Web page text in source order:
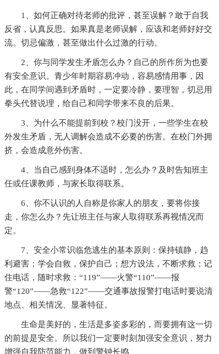
1、如何正确对待老师的批评，甚至误解？敢于自我
反省，认真反思。如果真是老师误解，应该和老师好好交
流。切忌偏激，甚至做出什么过激的行动。
2、你与同学发生矛盾怎么办？自己的所作所为也要
有安全意识。青少年时期容易冲动，容易感情用事，因
此，在同学间遇到矛盾时，一定要冷静，要理智，切忌用
拳头代替说理，给自己和同学带来不良的后果。
3、为什么不能提前到校？校门没开，一些学生在校
外发生矛盾，无人调解会造成不必要的伤害。在校门外拥
挤，会造成意外伤害。
4、当自己感到身体不适时，怎么办？及时告知班主
任或任课教师，与家长取得联系。
6、你不认识的人自称是你家人的朋友，要将你接
走，你怎么办？先让班主任与家人取得联系再视情况而
定。
7、安全小常识临危逃生的基本原则：保持镇静，趋
利避害；学会自救，保护自己；想方设法，不断求救；记
住电话，随时求救：“119”——火警“110”——报
警“120”——急救“122”——交通事故报警打电话时要说清
地点、相关情况、显著特征。
生命是美好的，生活是多姿多彩的，而要拥有这一切
的前提是安全。所以我们一定要时刻加强安全意识，努力
增强自我防范能力，做到警钟长鸣